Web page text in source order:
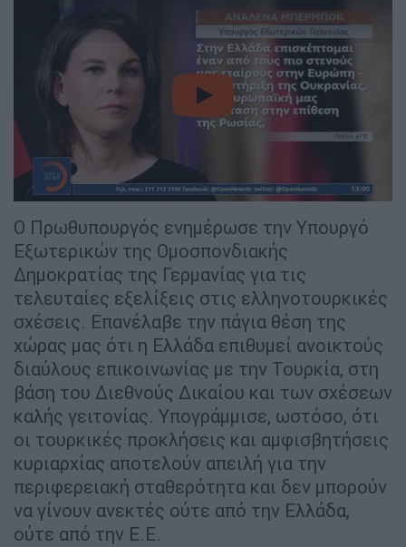
video
Ο Πρωθυπουργός ενημέρωσε την Υπουργό
Εξωτερικών της Ομοσπονδιακής
Δημοκρατίας της Γερμανίας για τις
τελευταίες εξελίξεις στις ελληνοτουρκικές
σχέσεις. Επανέλαβε την πάγια θέση της
χώρας μας ότι η Ελλάδα επιθυμεί ανοικτούς
διαύλους επικοινωνίας με την Τουρκία, στη
βάση του Διεθνούς Δικαίου και των σχέσεων
καλής γειτονίας. Υπογράμμισε, ωστόσο, ότι
οι τουρκικές προκλήσεις και αμφισβητήσεις
κυριαρχίας αποτελούν απειλή για την
περιφερειακή σταθερότητα και δεν μπορούν
να γίνουν ανεκτές ούτε από την Ελλάδα,
ούτε από την Ε.Ε.